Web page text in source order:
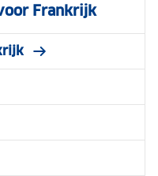
Frankrijk